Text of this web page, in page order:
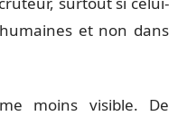
et non dans
moins visible. De